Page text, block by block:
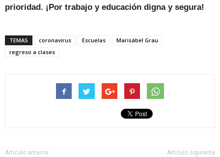
prioridad. ¡Por trabajo y educación digna y segura!
TEMAS coronavirus Escuelas
Marisábel Grau
regreso a clases
Artículo anterior Artículo siguiente